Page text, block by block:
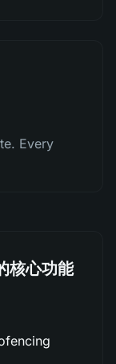
Every
核心功能